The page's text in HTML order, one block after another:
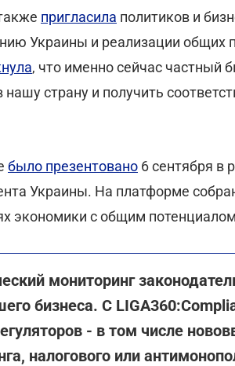
пригласила политиков и
Украины и реализации общих
, что именно сейчас частный
нашу страну и получить
было презентовано 6 сентября в
Украины. На платформе
экономики с общим
мониторинг
бизнеса. С
- в том числе
налогового или